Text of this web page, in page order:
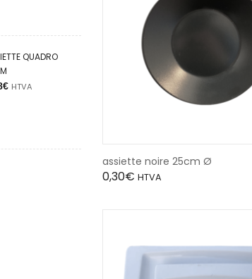
QUADRO
€ HTVA
assiette noire 25cm Ø
0,30€ HTVA